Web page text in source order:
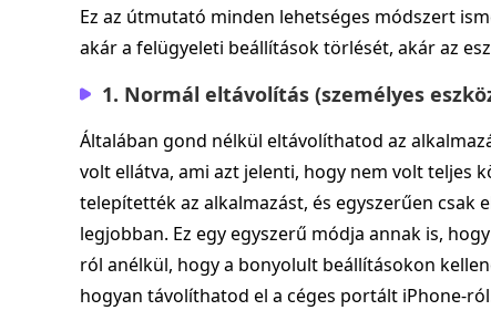
Ez az útmutató minden lehetséges módszert
akár a felügyeleti beállítások törlését, akár az
1. Normál eltávolítás (személyes
Általában gond nélkül eltávolíthatod az
volt ellátva, ami azt jelenti, hogy nem volt teljes
telepítették az alkalmazást, és egyszerűen csak
legjobban. Ez egy egyszerű módja annak is,
ról anélkül, hogy a bonyolult beállításokon
hogyan távolíthatod el a céges portált iPhone-